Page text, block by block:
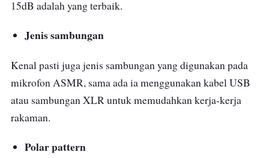
15dB adalah yang terbaik.
Jenis sambungan
Kenal pasti juga jenis sambungan yang digunakan pada
mikrofon ASMR, sama ada ia menggunakan kabel USB
atau sambungan XLR untuk memudahkan kerja-kerja
rakaman.
Polar pattern